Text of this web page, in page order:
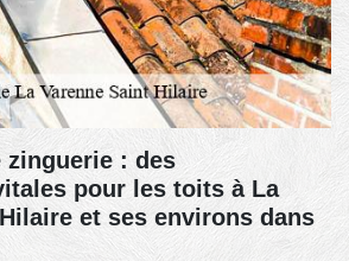
zinguerie : des
pour les toits à La
et ses environs dans